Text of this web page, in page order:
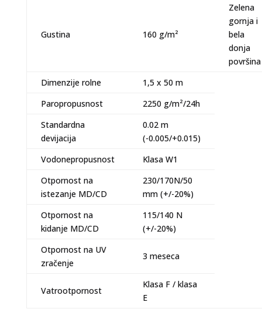
Gustina 160 g/m²
Zelena
gornja i
bela
donja
površina
Dimenzije rolne
1,5 x 50 m
Paropropusnost
2250 g/m²/24h
Standardna
devijacija
0.02 m
(-0.005/+0.015)
Vodonepropusnost
Klasa W1
Otpornost na
istezanje MD/CD
230/170N/50
mm (+/-20%)
Otpornost na
kidanje MD/CD
115/140 N
(+/-20%)
Otpornost na UV
zračenje
3 meseca
Vatrootpornost
Klasa F / klasa
E